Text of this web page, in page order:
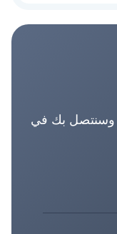
وسنتصل بك في